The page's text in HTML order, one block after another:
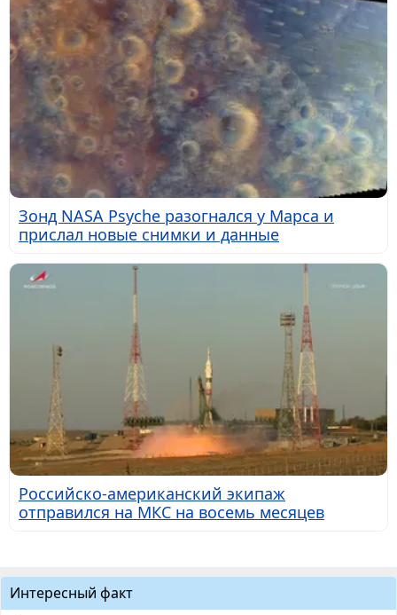
Зонд NASA Psyche разогнался у Марса и
прислал новые снимки и данные
Российско-американский экипаж
отправился на МКС на восемь месяцев
Интересный факт